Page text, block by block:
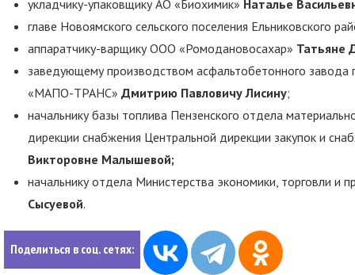
укладчику-упаковщику АО «Биохимик» Наталье
главе Новоямского сельского поселения Ельниковского
аппаратчику-варщику ООО «Ромодановосахар» Татьяне
заведующему производством асфальтобетонного
«МАПО-ТРАНС» Дмитрию Павловичу Лисину;
начальнику базы топлива Пензенского отдела
дирекции снабжения Центральной дирекции закупок и
Викторовне Малышевой;
начальнику отдела Министерства экономики, торговли и
Сысуевой.
Поделиться в соц. сетях: